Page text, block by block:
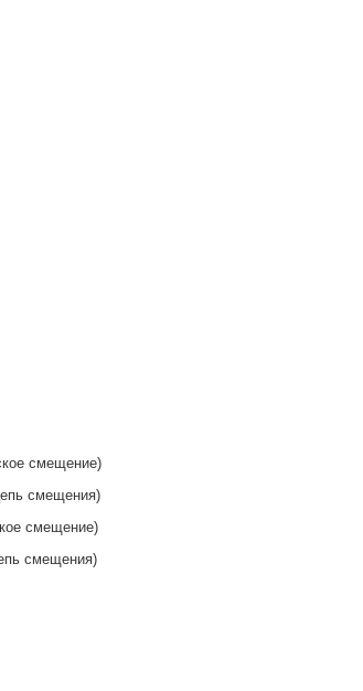
смещение)
смещения)
смещение)
смещения)